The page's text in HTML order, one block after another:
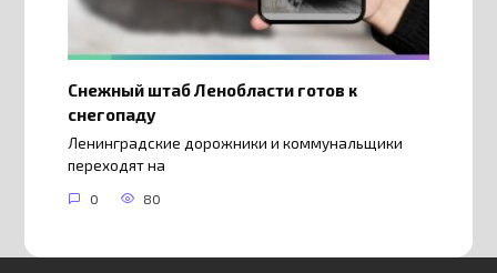
Снежный штаб Ленобласти готов к
снегопаду
Ленинградские дорожники и коммунальщики
переходят на
0 80